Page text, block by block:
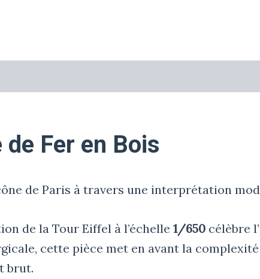
de Fer en Bois
de Paris à travers une interprétation
de la Tour Eiffel à l’échelle 1/650 célèbre
cette pièce met en avant la
brut.